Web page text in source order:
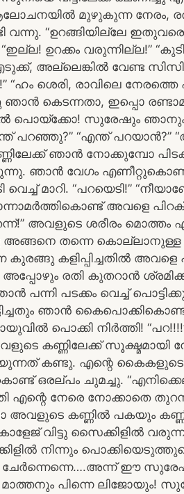
മുഴുകുന്ന നേരം,
വന്നു. “ഉറങ്ങിയില്ലേ
ഉറക്കം വരുന്നില്ല!”
അല്ലെങ്കിൽ വേണ്ട
ശെരി, രാവിലെ നേരത്തെ
ഞാൻ കെടന്നതാ, ഇപ്പൊ
പൊയ്ക്കോ! സുരേഷും
പറഞ്ഞു?” “എന്ത്
ഞാൻ നോക്കുമ്പോ
ഞാൻ വേഗം
മാറി. “പറയെടി!”
അവളെ
അവളുടെ ശരീരം മൊത്തം
തന്നെ കൊല്ലാനുള്ള
കുരങ്ങു കളിപ്പിച്ചതിൽ അവളെ
അപ്പോഴും രതി കുതറാൻ
പന്നി പടക്കം വെച്ച്
ഞാൻ
പൊക്കി നിർത്തി!
കണ്ണിലേക്ക് സൂക്ഷ്മമായി
കണ്ടു. എന്റെ കൈകളുടെ
ഒരല്പം ചുമച്ചു.
എന്റെ നേരെ നോക്കാതെ
അവളുടെ കണ്ണിൽ പകയും
വിട്ടു സൈക്കിളിൽ
നിന്നും
ഈ
പിന്നെ ലിജോയും!